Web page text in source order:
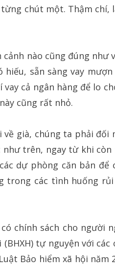
chút một. Thậm chí,
nào cũng đúng như
hiếu, sẵn sàng vay
cả ngân hàng để lo
cũng rất nhỏ.
già, chúng ta phải
như trên, ngay từ khi
dự phòng căn bản để
trong các tình huống
chính sách cho người
tự nguyện với
Bảo hiểm xã hội năm